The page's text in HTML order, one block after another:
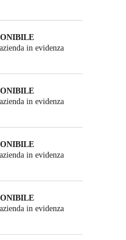
in evidenza
in evidenza
in evidenza
in evidenza